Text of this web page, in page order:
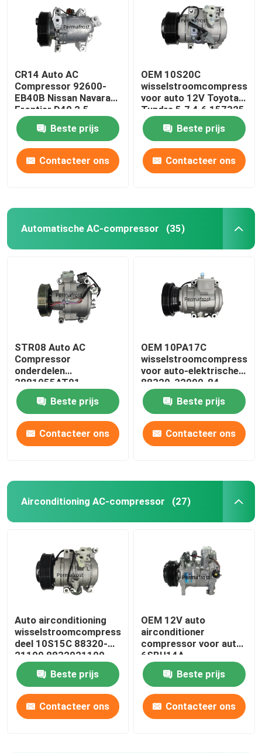
CR14 Auto AC
Compressor 92600-
EB40B Nissan Navara
Frontier D40 2.5
Beste prijs
Contacteer ons
OEM 10S20C
wisselstroomcompressor
voor auto 12V Toyota
Tundra 5.7 4.6 157325
Beste prijs
Contacteer ons
Automatische AC-compressor (35)
STR08 Auto AC
Compressor
onderdelen
3881055AT01
13738097T1 38810-
55A-T01Beste prijs
Contacteer ons
OEM 10PA17C
wisselstroomcompressor
voor auto-elektrische
88320-32090-84
147200-4500
Beste prijs
Contacteer ons
Airconditioning AC-compressor (27)
Auto airconditioning
wisselstroomcompressor
deel 10S15C 88320-
21100 8832021100
Beste prijs
Contacteer ons
OEM 12V auto
airconditioner
compressor voor auto
6SBU14A
604506805070
Beste prijs
Contacteer ons